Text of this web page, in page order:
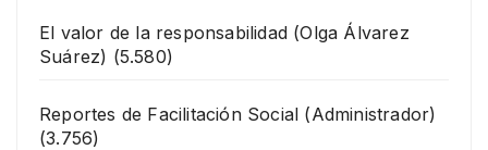
El valor de la responsabilidad (Olga Álvarez
Suárez) (5.580)
Reportes de Facilitación Social (Administrador)
(3.756)